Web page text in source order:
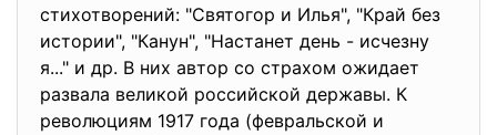
стихотворений: "Святогор и Илья", "Край без
истории", "Канун", "Настанет день - исчезну
я..." и др. В них автор со страхом ожидает
развала великой российской державы. К
революциям 1917 года (февральской и